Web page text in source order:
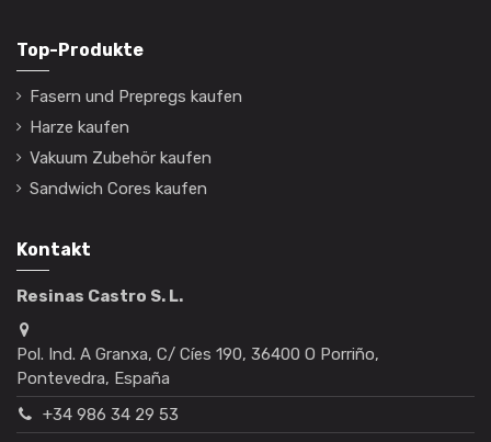
Top-Produkte
Fasern und Prepregs kaufen
Harze kaufen
Vakuum Zubehör kaufen
Sandwich Cores kaufen
Kontakt
Resinas Castro S. L.
Pol. Ind. A Granxa, C/ Cíes 190, 36400 O Porriño,
Pontevedra, España
+34 986 34 29 53